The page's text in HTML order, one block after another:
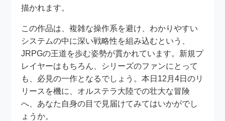
描かれます。
この作品は、複雑な操作系を避け、わかりやすい
システムの中に深い戦略性を組み込むという、
JRPGの王道を歩む姿勢が貫かれています。新規プ
レイヤーはもちろん、シリーズのファンにとって
も、必見の一作となるでしょう。本日12月4日のリ
リースを機に、オルステラ大陸での壮大な冒険
へ、あなた自身の目で見届けてみてはいかがでし
ょうか。